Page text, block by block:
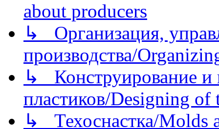
about producers
↳ Организация,
производства/
↳ Конструирование и
пластиков/Designing of
↳ Техоснастка/Molds